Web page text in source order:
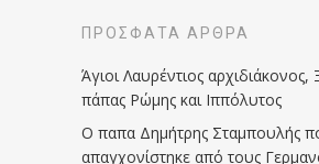
ΠΡΌΣΦΑΤΑ ΆΡΘΡΑ
Άγιοι Λαυρέντιος αρχιδιάκονος,
πάπας Ρώμης και Ιππόλυτος
Ο παπα Δημήτρης Σταμπουλής
απαγχονίστηκε από τους